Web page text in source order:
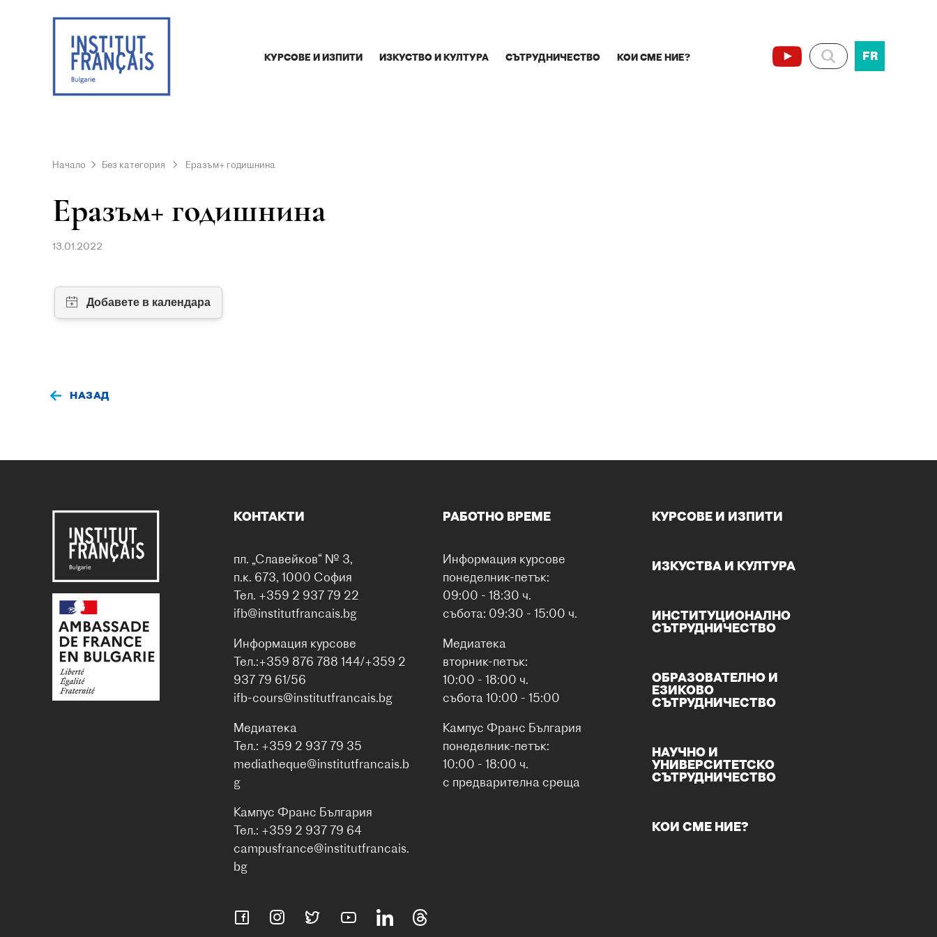
КУРСОВЕ И ИЗПИТИ ИЗКУСТВО И КУЛТУРА СЪТРУДНИЧЕСТВО КОИ СМЕ НИЕ? FR
Начало Без категория Еразъм+ годишнина
Еразъм+ годишнина
13.01.2022
НАЗАД
КОНТАКТИ
пл. „Славейков“ № 3,
п.к. 673, 1000 София
Тел. +359 2 937 79 22
ifb@institutfrancais.bg
Информация курсове
Тел.:+359 876 788 144/+359 2
937 79 61/56
ifb-cours@institutfrancais.bg
Медиатека
Тел.: +359 2 937 79 35
mediatheque@institutfrancais.b
g
Кампус Франс България
Тел.: +359 2 937 79 64
campusfrance@institutfrancais.
bg
РАБОТНО ВРЕМЕ
Информация курсове
понеделник-петък:
09:00 - 18:30 ч.
събота: 09:30 - 15:00 ч.
Медиатека
вторник-петък:
10:00 - 18:00 ч.
събота 10:00 - 15:00
Кампус Франс България
понеделник-петък:
10:00 - 18:00 ч.
с предварителна среща
КУРСОВЕ И ИЗПИТИ
ИЗКУСТВА И КУЛТУРА
ИНСТИТУЦИОНАЛНО
СЪТРУДНИЧЕСТВО
ОБРАЗОВАТЕЛНО И
ЕЗИКОВО
СЪТРУДНИЧЕСТВО
НАУЧНО И
УНИВЕРСИТЕТСКО
СЪТРУДНИЧЕСТВО
КОИ СМЕ НИЕ?